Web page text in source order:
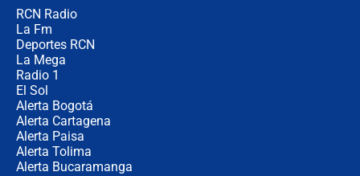
RCN Radio
La Fm
Deportes RCN
La Mega
Radio 1
El Sol
Alerta Bogotá
Alerta Cartagena
Alerta Paisa
Alerta Tolima
Alerta Bucaramanga